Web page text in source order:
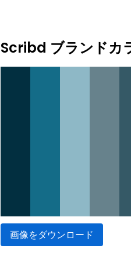
Scribd ブランドカ
画像をダウンロード